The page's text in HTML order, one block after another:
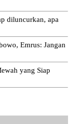
diluncurkan, apa
Emrus: Jangan
yang Siap